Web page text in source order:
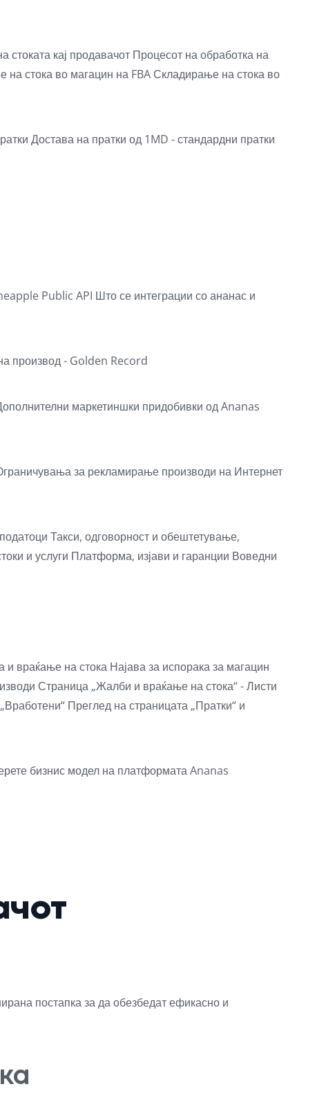
стоката кај продавачот Процесот на обработка на
на стока во магацин на FBAСкладирање на стока во
Достава на пратки од 1MD - стандардни пратки
Public API Што се интеграции со ананас и
производ - Golden Record
маркетиншки придобивки од Ananas
за рекламирање производи на Интернет
Такси, одговорност и обештетување,
и услуги Платформа, изјави и гаранции Воведни
и враќање на стока Најава за испорака за магацин
Страница „Жалби и враќање на стока“ - Листи
Преглед на страницата „Пратки“ и
бизнис модел на платформата Ananas
постапка за да обезбедат ефикасно и